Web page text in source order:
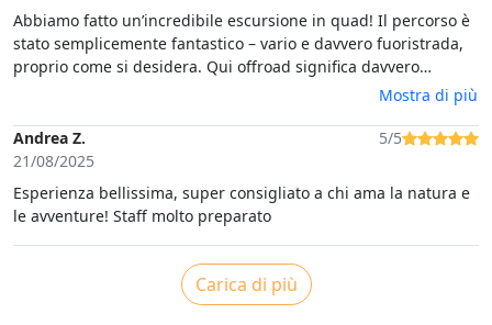
Abbiamo fatto un’incredibile escursione in quad! Il percorso è
stato semplicemente fantastico – vario e davvero fuoristrada,
proprio come si desidera. Qui offroad significa davvero
offroad! La nostra guida è stata super gentile, competente e
fatto diverse escursioni, ma questa è stata senza dubbio la
migliore fino ad ora.Grazie per questa splendida avventura e
un caro saluto dalla Germania!
Mostra di più
Andrea Z.
21/08/2025
5/5
Esperienza bellissima, super consigliato a chi ama la natura e
le avventure! Staff molto preparato
Carica di più